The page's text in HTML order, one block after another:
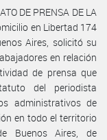
DE PRENSA DE LA
en Libertad 174
Aires, solicitó su
en relación
de prensa que
del periodista
administrativos de
en todo el territorio
Buenos Aires, de